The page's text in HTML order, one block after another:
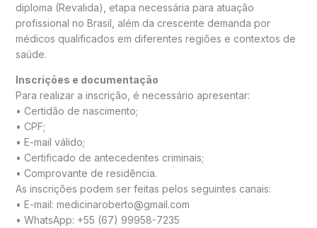
diploma (Revalida), etapa necessária para atuação
profissional no Brasil, além da crescente demanda por
médicos qualificados em diferentes regiões e contextos de
saúde.
Inscrições e documentação
Para realizar a inscrição, é necessário apresentar:
• Certidão de nascimento;
• CPF;
• E-mail válido;
• Certificado de antecedentes criminais;
• Comprovante de residência.
As inscrições podem ser feitas pelos seguintes canais:
• E-mail: medicinaroberto@gmail.com
• WhatsApp: +55 (67) 99958-7235